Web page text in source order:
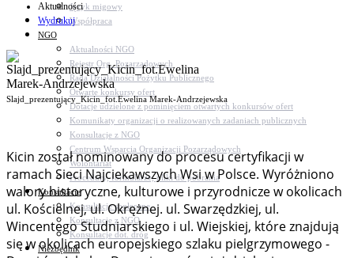
Język migowy
Współpraca
NGO
Aktualności NGO
Rejestr Org. Pozarządowych
Rada Działalności Pożytku Publicznego
Otwarte konkursy ofert
Dotacje udzielone z pominięciem otwartych konkursów ofert
Komunikaty organizacji o realizowanych zadaniach publicznych
Konsultacje z NGO
Centrum Wsparcia Organizacji Pozarządowych
Wolontariat
Procedury, formularze, pliki do pobrania
Konsultacje
Konsultacje społeczne
Konsultacje z NGO
Konsultacje dot. dróg
Niezbędnik
Aktualności
Wydrukuj
Slajd_prezentujący_Kicin_fot.Ewelina Marek-Andrzejewska
Kicin został nominowany do procesu certyfikacji w
ramach Sieci Najciekawszych Wsi w Polsce. Wyróżniono
walory historyczne, kulturowe i przyrodnicze w okolicach
ul. Kościelnej, ul. Okrężnej. ul. Swarzędzkiej, ul.
Wincentego Studniarskiego i ul. Wiejskiej, które znajdują
się w okolicach europejskiego szlaku pielgrzymowego -